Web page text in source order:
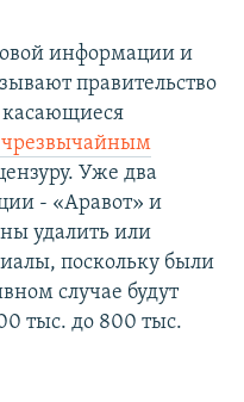
информации и
правительство
касающиеся
чрезвычайным
Уже два
- «Аравот» и
удалить или
поскольку были
случае будут
тыс. до 800 тыс.